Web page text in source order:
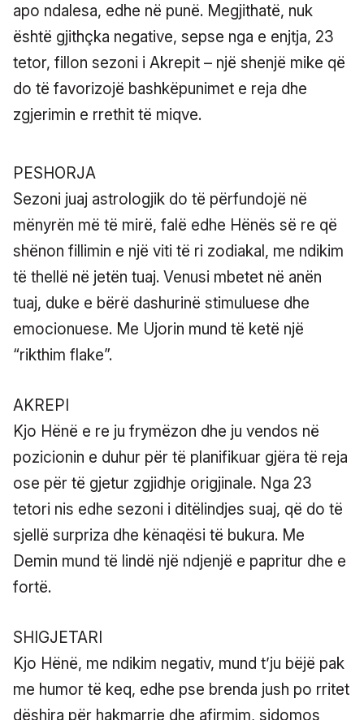
apo ndalesa, edhe në punë. Megjithatë, nuk
është gjithçka negative, sepse nga e enjtja, 23
tetor, fillon sezoni i Akrepit – një shenjë mike që
do të favorizojë bashkëpunimet e reja dhe
zgjerimin e rrethit të miqve.
PESHORJA
Sezoni juaj astrologjik do të përfundojë në
mënyrën më të mirë, falë edhe Hënës së re që
shënon fillimin e një viti të ri zodiakal, me ndikim
të thellë në jetën tuaj. Venusi mbetet në anën
tuaj, duke e bërë dashurinë stimuluese dhe
emocionuese. Me Ujorin mund të ketë një
“rikthim flake”.
AKREPI
Kjo Hënë e re ju frymëzon dhe ju vendos në
pozicionin e duhur për të planifikuar gjëra të reja
ose për të gjetur zgjidhje origjinale. Nga 23
tetori nis edhe sezoni i ditëlindjes suaj, që do të
sjellë surpriza dhe kënaqësi të bukura. Me
Demin mund të lindë një ndjenjë e papritur dhe e
fortë.
SHIGJETARI
Kjo Hënë, me ndikim negativ, mund t’ju bëjë pak
me humor të keq, edhe pse brenda jush po rritet
dëshira për hakmarrje dhe afirmim, sidomos